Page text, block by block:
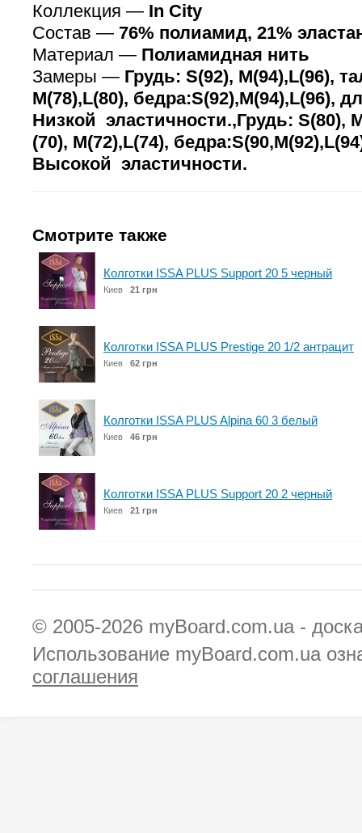
Коллекция — In City
Состав — 76% полиамид, 21%
Материал — Полиамидная нить
Замеры — Грудь: S(92), M(94),L(96),
M(78),L(80), бедра:S(92),M(94),L(96),
Низкой эластичности.,Грудь: S(80),
(70), M(72),L(74),
Высокой эластичности.
Смотрите также
Колготки ISSA PLUS Support 20 5 черный
Киев 21 грн
Колготки ISSA PLUS Prestige 20 1/2 антрацит
Киев 62 грн
Колготки ISSA PLUS Alpina 60 3 белый
Киев 46 грн
Колготки ISSA PLUS Support 20 2 черный
Киев 21 грн
© 2005-2026 myBoard.com.ua -
Использование myBoard.com.ua
соглашения